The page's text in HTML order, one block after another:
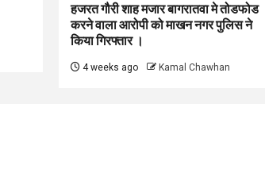
हजरत गौरी शाह मजार बागरातवा मे तोडफोड
करने वाला आरोपी को माखन नगर पुलिस ने
किया गिरफ्तार ।
4 weeks ago Kamal Chawhan